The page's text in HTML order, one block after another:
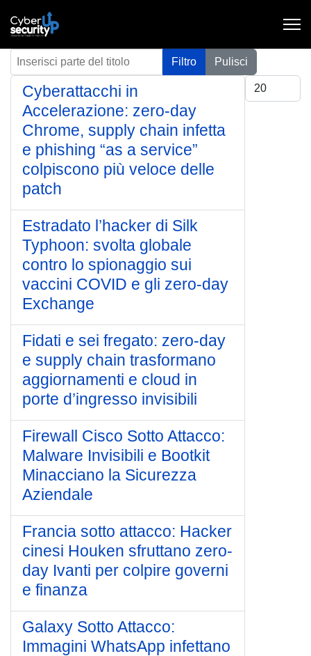
Inserisci parte del titolo Filtro
Pulisci
Visualizza #
Cyberattacchi in
Accelerazione: zero-day
Chrome, supply chain infetta
e phishing “as a service”
colpiscono più veloce delle
patch
Estradato l’hacker di Silk
Typhoon: svolta globale
contro lo spionaggio sui
vaccini COVID e gli zero-day
Exchange
Fidati e sei fregato: zero‑day
e supply chain trasformano
aggiornamenti e cloud in
porte d’ingresso invisibili
Firewall Cisco Sotto Attacco:
Malware Invisibili e Bootkit
Minacciano la Sicurezza
Aziendale
Francia sotto attacco: Hacker
cinesi Houken sfruttano zero-
day Ivanti per colpire governi
e finanza
Galaxy Sotto Attacco:
Immagini WhatsApp infettano